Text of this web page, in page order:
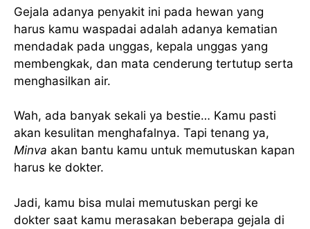
Gejala adanya penyakit ini pada hewan yang
harus kamu waspadai adalah adanya kematian
mendadak pada unggas, kepala unggas yang
membengkak, dan mata cenderung tertutup serta
menghasilkan air.
Wah, ada banyak sekali ya bestie… Kamu pasti
akan kesulitan menghafalnya. Tapi tenang ya,
Minva akan bantu kamu untuk memutuskan kapan
harus ke dokter.
Jadi, kamu bisa mulai memutuskan pergi ke
dokter saat kamu merasakan beberapa gejala di